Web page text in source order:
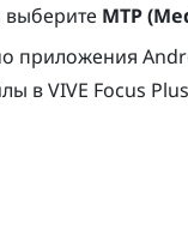
выберите MTP
приложения
вVIVE Focus Plus